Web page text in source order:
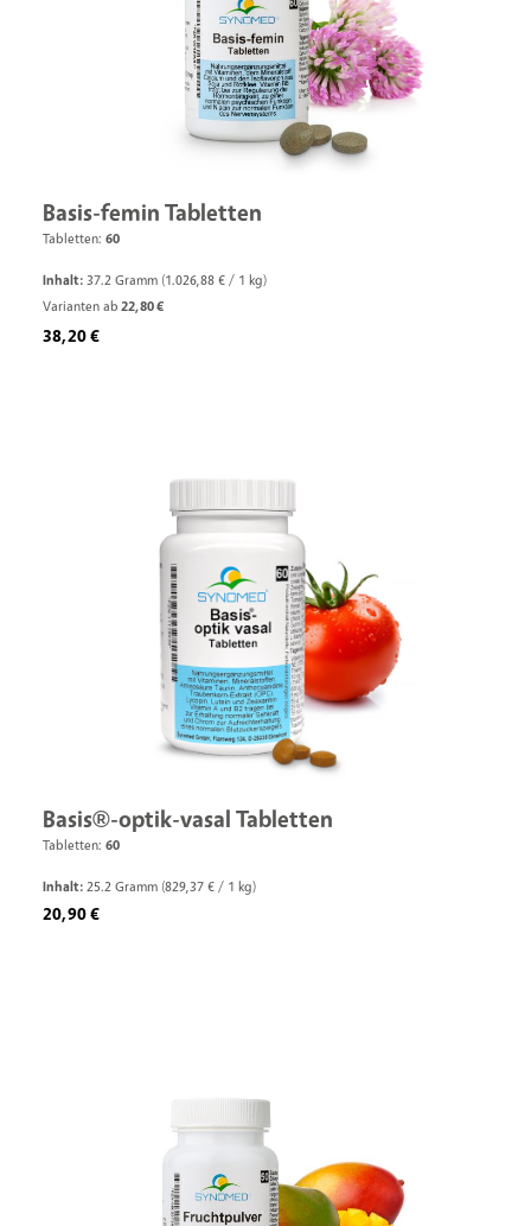
Basis-femin Tabletten
Tabletten: 60
Inhalt: 37.2 Gramm (1.026,88 € / 1 kg)
Varianten ab 22,80 €
Regulärer Preis:
38,20 €
Basis®-optik-vasal Tabletten
Tabletten: 60
Inhalt: 25.2 Gramm (829,37 € / 1 kg)
Regulärer Preis:
20,90 €